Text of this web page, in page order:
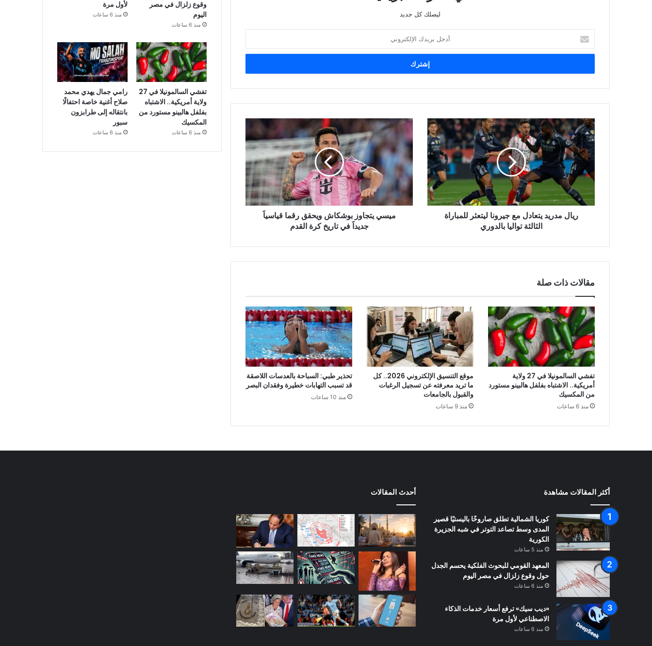
ليصلك كل جديد
بريدك
الإلكتروني
ريال
مدريد
يتعادل
مع
ليتعثر
للمباراة
الثالثة
تواليا
بالدوريريال مدريد يتعادل مع جيرونا ليتعثر للمباراة
الثالثة تواليا بالدوري
ميسي
يتجاوز
بوشكاش
ويحقق
رقما
قياسياََ
جديداََ
تاريخ
ميسي يتجاوز بوشكاش ويحقق رقما قياسياََ
جديداََ في تاريخ كرة القدم
مقالات ذات صلة
تفشي السالمونيلا في 27 ولاية
أمريكية.. الاشتباه بفلفل هالبينو مستورد
من المكسيك
منذ 6 ساعات
موقع التنسيق الإلكتروني 2026.. كل
ما تريد معرفته عن تسجيل الرغبات
والقبول بالجامعات
منذ 9 ساعات
تحذير طبي: السباحة بالعدسات اللاصقة
قد تسبب التهابات خطيرة وفقدان البصر
منذ 10 ساعات
وقوع زلزال في مصر
اليوم
منذ 6 ساعات
لأول مرة
منذ 6 ساعات
تفشي السالمونيلا في 27
ولاية أمريكية.. الاشتباه
بفلفل هالبينو مستورد من
المكسيك
منذ 6 ساعات
رامي جمال يهدي محمد
صلاح أغنية خاصة احتفالًا
بانتقاله إلى طرابزون
سبور
منذ 6 ساعات
أكثر المقالات مشاهدة
كوريا الشمالية تطلق صاروخًا باليستيًا قصير
المدى وسط تصاعد التوتر في شبه الجزيرة
الكورية
منذ 5 ساعات
المعهد القومي للبحوث الفلكية يحسم الجدل
حول وقوع زلزال في مصر اليوم
منذ 6 ساعات
«ديب سيك» ترفع أسعار خدمات الذكاء
الاصطناعي لأول مرة
منذ 6 ساعات
أحدث المقالات